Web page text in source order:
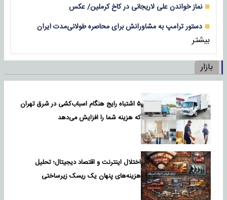
نماز خواندن علی لاریجانی در کاخ کرملین/ عکس
دستور ترامپ به مشاورانش برای محاصره طولانی‌مدت ایران
بیشتر
بازار
۵ اشتباه رایج هنگام اسباب‌کشی در شرق تهران
که هزینه شما را افزایش می‌دهد
اختلال اینترنت و اقتصاد دیجیتال؛ تحلیل
هزینه‌های پنهان یک ریسک زیرساختی